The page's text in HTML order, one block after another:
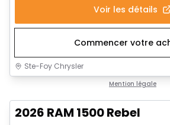
Voir les détails
Commencer votre
Ste-Foy Chrysler
Mention légale
2026 RAM 1500 Rebel